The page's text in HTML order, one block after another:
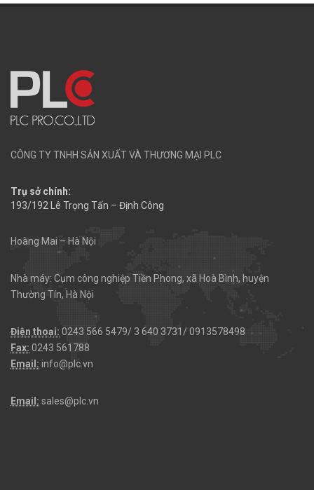
CÔNG TY TNHH SẢN XUẤT VÀ THƯƠNG MẠI PLC
Trụ sở chính:
193/192 Lê Trọng Tấn – Định Công
Hoàng Mai – Hà Nội
Nhà máy: Cụm công nghiệp Tiền Phong, xã Hoà Bình, huyện
Thường Tín, Hà Nội
Điện thoại: 0243 566 5479/ 3 640 3731/ 0913578498
Fax: 0243 561788
Email: info@plc.vn
Email: sales@plc.vn